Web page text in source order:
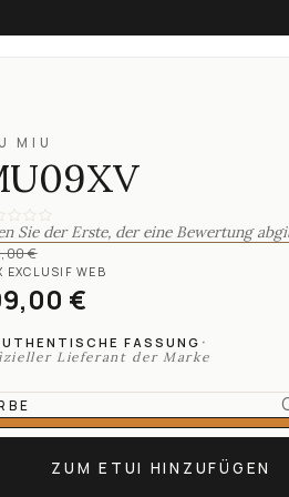
MIU
Sie der Erste, der eine Bewertung
€
EXCLUSIF WEB
€
FASSUNG ·
Lieferant der Marke
ZUM ETUI HINZUFÜGEN